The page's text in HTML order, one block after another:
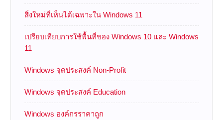
สิ่งใหม่ที่เห็นได้เฉพาะใน Windows 11
เปรียบเทียบการใช้พื้นที่ของ Windows 10 และ Windows
11
Windows จุดประสงค์ Non-Profit
Windows จุดประสงค์ Education
Windows องค์กรราคาถูก